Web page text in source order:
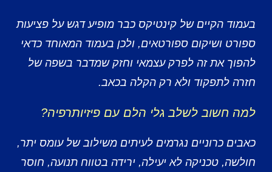
בעמוד הקיים של קינטיקס כבר מופיע דגש על פציעות
ספורט ושיקום ספורטאים, ולכן בעמוד המאוחד כדאי
להפוך את זה לפרק עצמאי וחזק שמדבר בשפה של
חזרה לתפקוד ולא רק הקלה בכאב.
למה חשוב לשלב גלי הלם עם פיזיותרפיה?
כאבים כרוניים נגרמים לעיתים משילוב של עומס יתר,
חולשה, טכניקה לא יעילה, ירידה בטווח תנועה, חוסר